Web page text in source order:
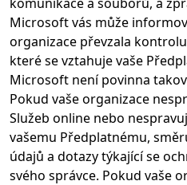
Microsoft vás může
organizace převzala
které se vztahuje vaše
Microsoft není povinna
Pokud vaše organizace
Služeb online nebo
vašemu Předplatnému,
údajů a dotazy týkající se
svého správce. Pokud vaše